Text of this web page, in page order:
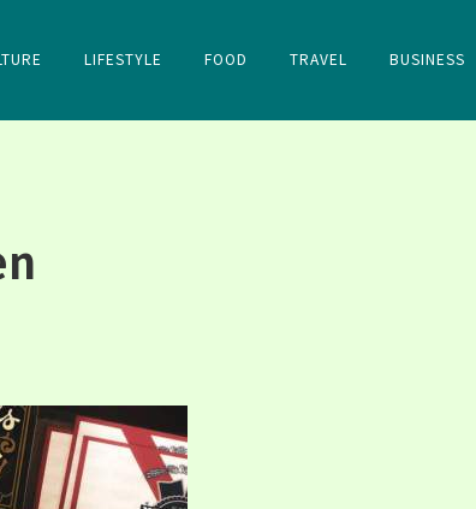
LIFESTYLE FOOD TRAVEL BUSINESS